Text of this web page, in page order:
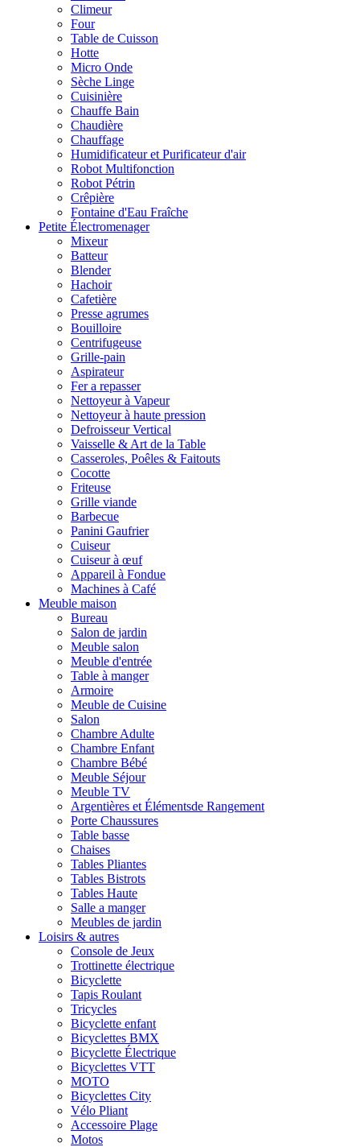
Climeur
Four
Table de Cuisson
Hotte
Micro Onde
Sèche Linge
Cuisinière
Chauffe Bain
Chaudière
Chauffage
Humidificateur et Purificateur d'air
Robot Multifonction
Robot Pétrin
Crêpière
Fontaine d'Eau Fraîche
Petite Électromenager
Mixeur
Batteur
Blender
Hachoir
Cafetière
Presse agrumes
Bouilloire
Centrifugeuse
Grille-pain
Aspirateur
Fer a repasser
Nettoyeur à Vapeur
Nettoyeur à haute pression
Defroisseur Vertical
Vaisselle & Art de la Table
Casseroles, Poêles & Faitouts
Cocotte
Friteuse
Grille viande
Barbecue
Panini Gaufrier
Cuiseur
Cuiseur à œuf
Appareil à Fondue
Machines à Café
Meuble maison
Bureau
Salon de jardin
Meuble salon
Meuble d'entrée
Table à manger
Armoire
Meuble de Cuisine
Salon
Chambre Adulte
Chambre Enfant
Chambre Bébé
Meuble Séjour
Meuble TV
Argentières et Élémentsde Rangement
Porte Chaussures
Table basse
Chaises
Tables Pliantes
Tables Bistrots
Tables Haute
Salle a manger
Meubles de jardin
Loisirs & autres
Console de Jeux
Trottinette électrique
Bicyclette
Tapis Roulant
Tricycles
Bicyclette enfant
Bicyclettes BMX
Bicyclette Électrique
Bicyclettes VTT
MOTO
Bicyclettes City
Vélo Pliant
Accessoire Plage
Motos